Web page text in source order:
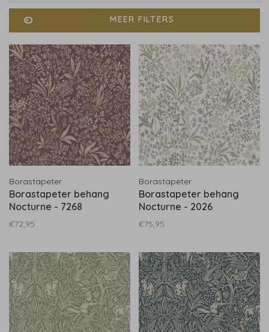
MEER FILTERS
Borastapeter
Borastapeter behang
Nocturne - 7268
€72,95
Borastapeter
Borastapeter behang
Nocturne - 2026
€75,95